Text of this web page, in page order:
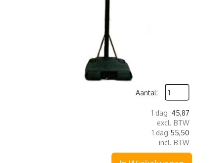
Aantal:
1 dag 45,87
excl. BTW
1 dag 55,50
incl. BTW